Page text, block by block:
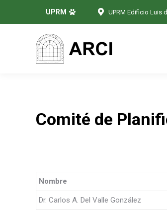
UPRM UPRM Edificio Luis
Comité de
Nombre
Dr. Carlos A. Del Valle González